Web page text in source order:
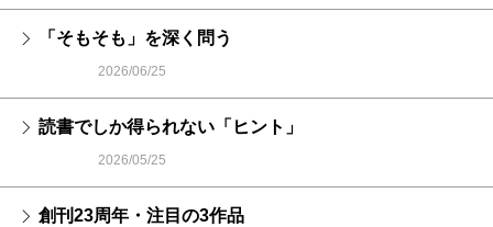
「そもそも」を深く問う
2026/06/25
読書でしか得られない「ヒント」
2026/05/25
創刊23周年・注目の3作品